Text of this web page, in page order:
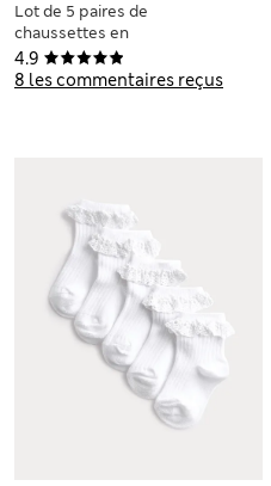
4.9
8 les commentaires reçus
Lot de 5 paires de
chaussettes en
éponge de coton à
étoiles (jusqu’au 2